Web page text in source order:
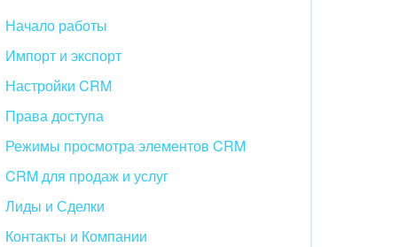
Начало работы
Импорт и экспорт
Настройки CRM
Права доступа
Режимы просмотра элементов CRM
CRM для продаж и услуг
Лиды и Сделки
Контакты и Компании